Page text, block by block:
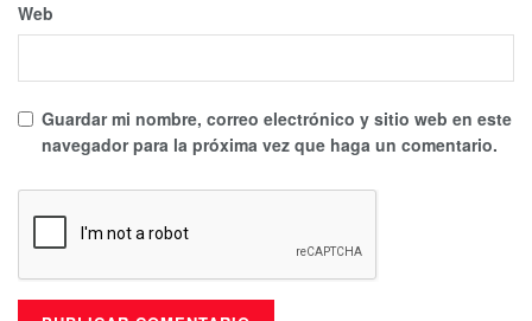
Web
Guardar mi nombre, correo electrónico y sitio web en este
navegador para la próxima vez que haga un comentario.